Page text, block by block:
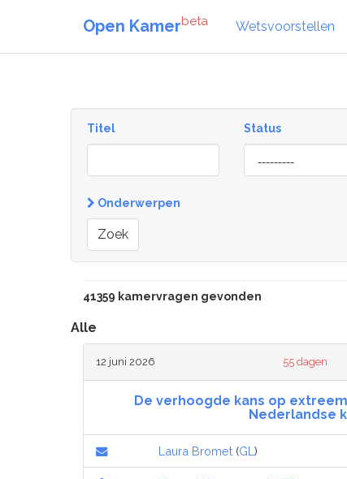
Open Kamerbeta Wetsvoorstellen
Titel Status
[invalid
name]
Onderwerpen
Zoek
41359 kamervragen gevonden
Alle
12 juni 2026 55 dagen
De verhoogde kans op
Nederlandse
Laura Bromet (GL )